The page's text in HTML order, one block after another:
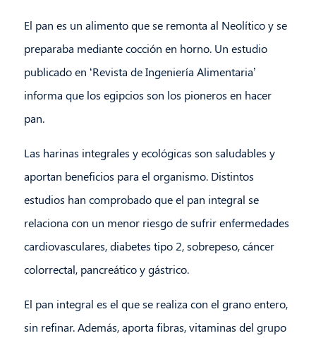
El pan es un alimento que se remonta al Neolítico y se
preparaba mediante cocción en horno. Un estudio
publicado en ‘Revista de Ingeniería Alimentaria’
informa que los egipcios son los pioneros en hacer
pan.
Las harinas integrales y ecológicas son saludables y
aportan beneficios para el organismo. Distintos
estudios han comprobado que el pan integral se
relaciona con un menor riesgo de sufrir enfermedades
cardiovasculares, diabetes tipo 2, sobrepeso, cáncer
colorrectal, pancreático y gástrico.
El pan integral es el que se realiza con el grano entero,
sin refinar. Además, aporta fibras, vitaminas del grupo